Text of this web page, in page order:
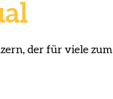
der für viele